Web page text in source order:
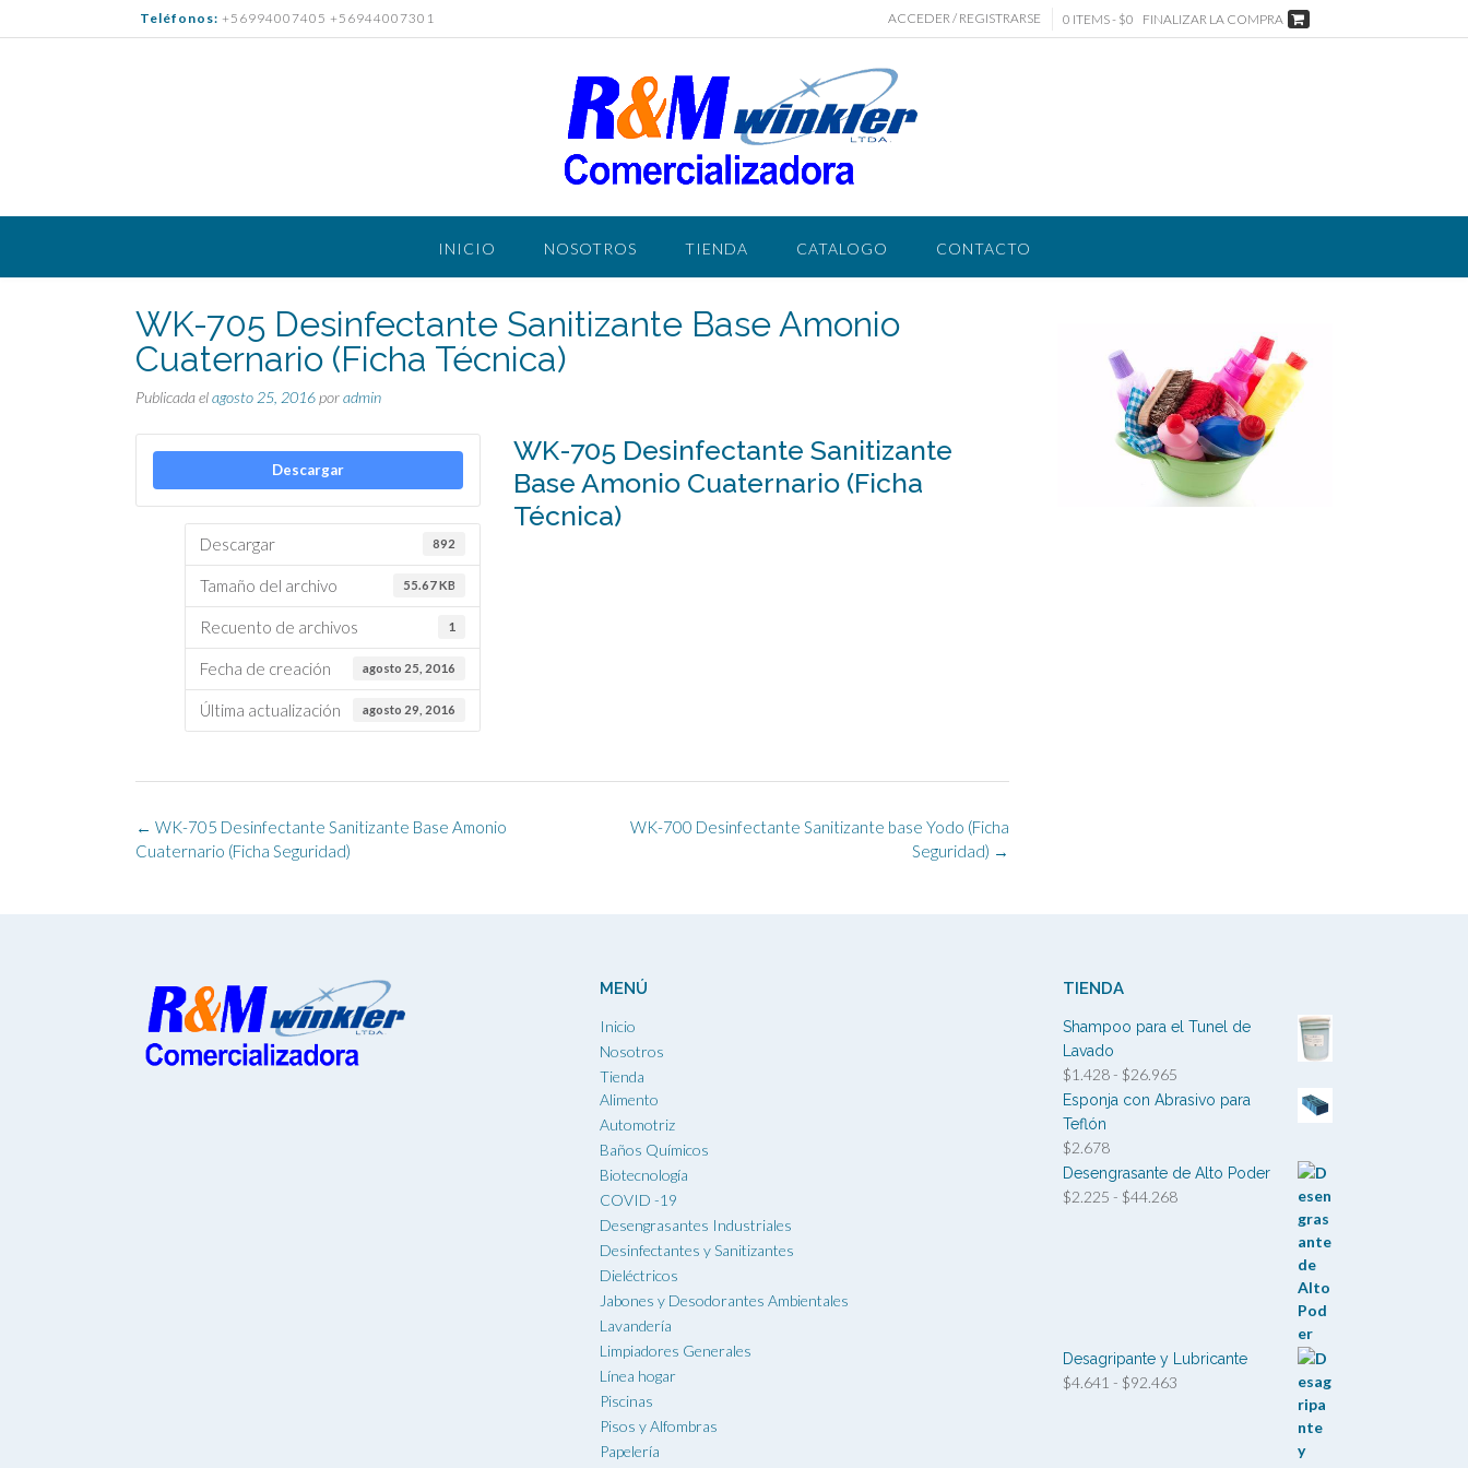
al
Teléfonos: +56994007405 +56944007301 ACCEDER / REGISTRARSE 0 ITEMS - $0 FINALIZAR LA COMPRA
INICIO NOSOTROS TIENDA CATALOGO CONTACTO
WK-705 Desinfectante Sanitizante Base Amonio
Cuaternario (Ficha Técnica)
Publicada elagosto 25, 2016poradmin
Descargar
Descargar 892
Tamaño del archivo 55.67 KB
Recuento de archivos 1
Fecha de creación agosto 25, 2016
Última actualización agosto 29, 2016
WK-705 Desinfectante Sanitizante
Base Amonio Cuaternario (Ficha
Técnica)
Navegación
de
WK-700 Desinfectante Sanitizante base Yodo (Ficha
Seguridad) →
← WK-705 Desinfectante Sanitizante Base Amonio
Cuaternario (Ficha Seguridad)
MENÚ
Inicio
Nosotros
Tienda
Alimento
Automotriz
Baños Químicos
Biotecnología
COVID -19
Desengrasantes Industriales
Desinfectantes y Sanitizantes
Dieléctricos
Jabones y Desodorantes Ambientales
Lavandería
Limpiadores Generales
Línea hogar
Piscinas
Pisos y Alfombras
Papelería
TIENDA
Shampoo para el Tunel de
Lavado
$1.428 - $26.965
de
$1.428
Esponja con Abrasivo para
Teflón
$2.678
Desengrasante de Alto Poder
$2.225 - $44.268Rango
Desagripante y Lubricante
$4.641 - $92.463